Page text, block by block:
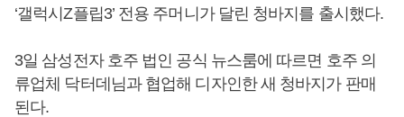
‘갤럭시Z플립3’ 전용 주머니가 달린 청바지를 출시했다.
3일 삼성전자 호주 법인 공식 뉴스룸에 따르면 호주 의
류업체 닥터데님과 협업해 디자인한 새 청바지가 판매
된다.